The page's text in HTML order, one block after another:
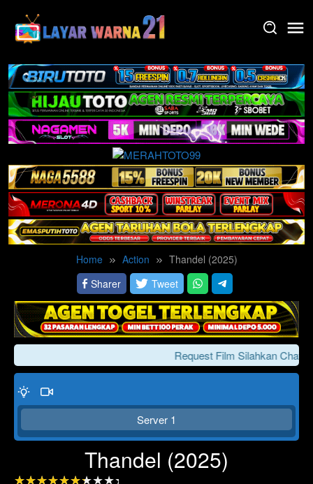
content
Home Action
Thandel (2025)
Sharer
Tweet
Request Film Silahkan Chat
Server 1
Thandel (2025)